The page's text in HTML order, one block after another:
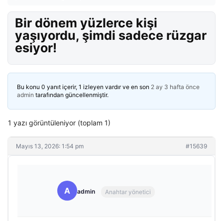
Bir dönem yüzlerce kişi
yaşıyordu, şimdi sadece rüzgar
esiyor!
Bu konu 0 yanıt içerir, 1 izleyen vardır ve en son 2 ay 3 hafta önce
admin tarafından güncellenmiştir.
1 yazı görüntüleniyor (toplam 1)
Mayıs 13, 2026: 1:54 pm #15639
A admin Anahtar yönetici